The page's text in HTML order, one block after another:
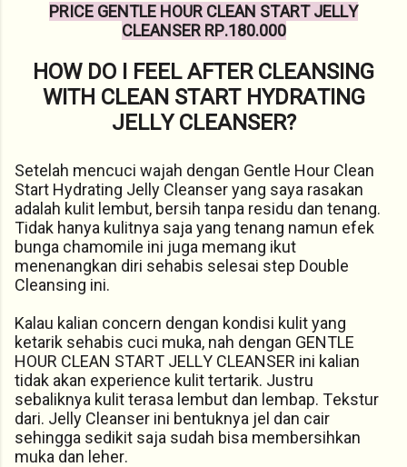
PRICE GENTLE HOUR CLEAN START JELLY
CLEANSER RP.180.000
HOW DO I FEEL AFTER CLEANSING
WITH CLEAN START HYDRATING
JELLY CLEANSER?
Setelah mencuci wajah dengan Gentle Hour Clean
Start Hydrating Jelly Cleanser yang saya rasakan
adalah kulit lembut, bersih tanpa residu dan tenang.
Tidak hanya kulitnya saja yang tenang namun efek
bunga chamomile ini juga memang ikut
menenangkan diri sehabis selesai step Double
Cleansing ini.
Kalau kalian concern dengan kondisi kulit yang
ketarik sehabis cuci muka, nah dengan GENTLE
HOUR CLEAN START JELLY CLEANSER ini kalian
tidak akan experience kulit tertarik. Justru
sebaliknya kulit terasa lembut dan lembap. Tekstur
dari. Jelly Cleanser ini bentuknya jel dan cair
sehingga sedikit saja sudah bisa membersihkan
muka dan leher.